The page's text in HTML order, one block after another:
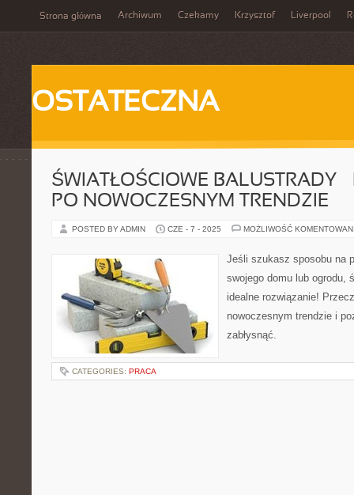
Strona główna Archiwum Czekamy Krzysztof Liverpool
OSTATECZNA
ŚWIATŁOŚCIOWE BALUSTRADY
PO NOWOCZESNYM TRENDZIE
POSTED BY ADMIN CZE - 7 - 2025 MOŻLIWOŚĆ
Jeśli szukasz sposobu na
swojego domu lub ogrodu,
idealne rozwiązanie!
nowoczesnym trendzie i
zabłysnąć.
CATEGORIES: PRACA